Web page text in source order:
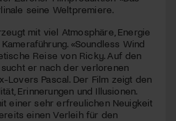
seine Weltpremiere.
mit viel Atmosphäre, Energie
«Soundless Wind
Reise von Ricky. Auf den
er nach der verlorenen
Lovers Pascal. Der Film zeigt den
Erinnerungen und Illusionen.
einer sehr erfreulichen Neuigkeit
einen Verleih für den